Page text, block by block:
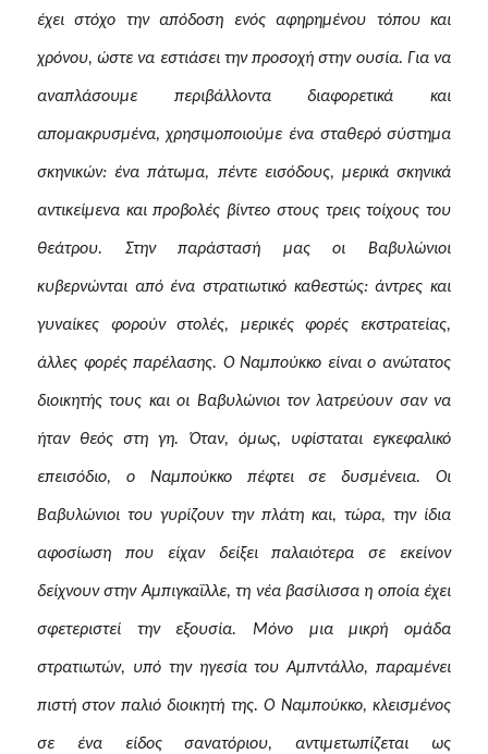
έχει στόχο την απόδοση ενός αφηρημένου τόπου και
χρόνου, ώστε να εστιάσει την προσοχή στην ουσία. Για να
αναπλάσουμε περιβάλλοντα διαφορετικά και
απομακρυσμένα, χρησιμοποιούμε ένα σταθερό σύστημα
σκηνικών: ένα πάτωμα, πέντε εισόδους, μερικά σκηνικά
αντικείμενα και προβολές βίντεο στους τρεις τοίχους του
θεάτρου. Στην παράστασή μας οι Βαβυλώνιοι
κυβερνώνται από ένα στρατιωτικό καθεστώς: άντρες και
γυναίκες φορούν στολές, μερικές φορές εκστρατείας,
άλλες φορές παρέλασης. Ο Ναμπούκκο είναι ο ανώτατος
διοικητής τους και οι Βαβυλώνιοι τον λατρεύουν σαν να
ήταν θεός στη γη. Όταν, όμως, υφίσταται εγκεφαλικό
επεισόδιο, ο Ναμπούκκο πέφτει σε δυσμένεια. Οι
Βαβυλώνιοι του γυρίζουν την πλάτη και, τώρα, την ίδια
αφοσίωση που είχαν δείξει παλαιότερα σε εκείνον
δείχνουν στην Αμπιγκαΐλλε, τη νέα βασίλισσα η οποία έχει
σφετεριστεί την εξουσία. Μόνο μια μικρή ομάδα
στρατιωτών, υπό την ηγεσία του Αμπντάλλο, παραμένει
πιστή στον παλιό διοικητή της. Ο Ναμπούκκο, κλεισμένος
σε ένα είδος σανατόριου, αντιμετωπίζεται ως